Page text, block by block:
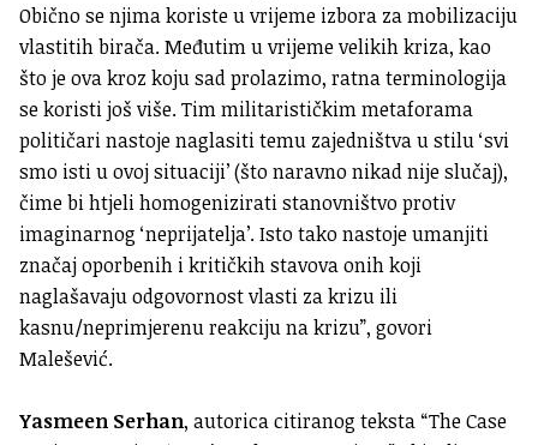
Obično se njima koriste u vrijeme izbora za mobilizaciju
vlastitih birača. Međutim u vrijeme velikih kriza, kao
što je ova kroz koju sad prolazimo, ratna terminologija
se koristi još više. Tim militarističkim metaforama
političari nastoje naglasiti temu zajedništva u stilu ‘svi
smo isti u ovoj situaciji’ (što naravno nikad nije slučaj),
čime bi htjeli homogenizirati stanovništvo protiv
imaginarnog ‘neprijatelja’. Isto tako nastoje umanjiti
značaj oporbenih i kritičkih stavova onih koji
naglašavaju odgovornost vlasti za krizu ili
kasnu/neprimjerenu reakciju na krizu”, govori
Malešević.
Yasmeen Serhan, autorica citiranog teksta “The Case